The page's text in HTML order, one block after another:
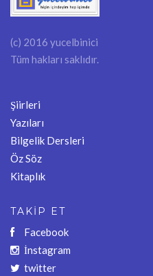
(c) 2016 yucelbinici
Tüm hakları saklıdır.
Şiirleri
Yazıları
Bilgelik Dersleri
Öz Söz
Kitaplık
TAKİP ET
Facebook
İnstagram
twitter